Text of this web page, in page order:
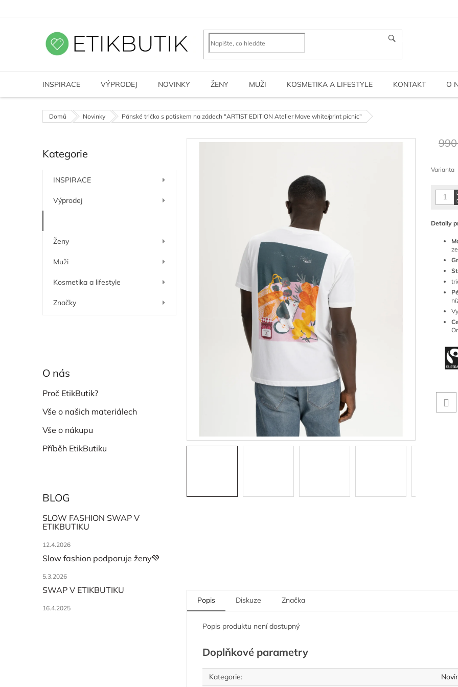
HLEDAT
INSPIRACE VÝPRODEJ NOVINKY ŽENY MUŽI KOSMETIKA A LIFESTYLE KONTAKT O
Domů Novinky Pánské tričko s potiskem na zádech "ARTIST EDITION Atelier Mave white/print picnic"
o
n
í
Přeskočit
kategorie
Kategorie
INSPIRACE
Výprodej
Ženy
Muži
Kosmetika a lifestyle
Značky
O nás
Proč EtikButik?
Vše o našich materiálech
Vše o nákupu
Příběh EtikButiku
BLOG
SLOW FASHION SWAP V
ETIKBUTIKU
12.4.2026
Slow fashion podporuje ženy💚
5.3.2026
SWAP V ETIKBUTIKU
16.4.2025
cena:
Varianta
Detaily
Popis Diskuze Značka
Popis produktu není dostupný
Doplňkové parametry
Kategorie: